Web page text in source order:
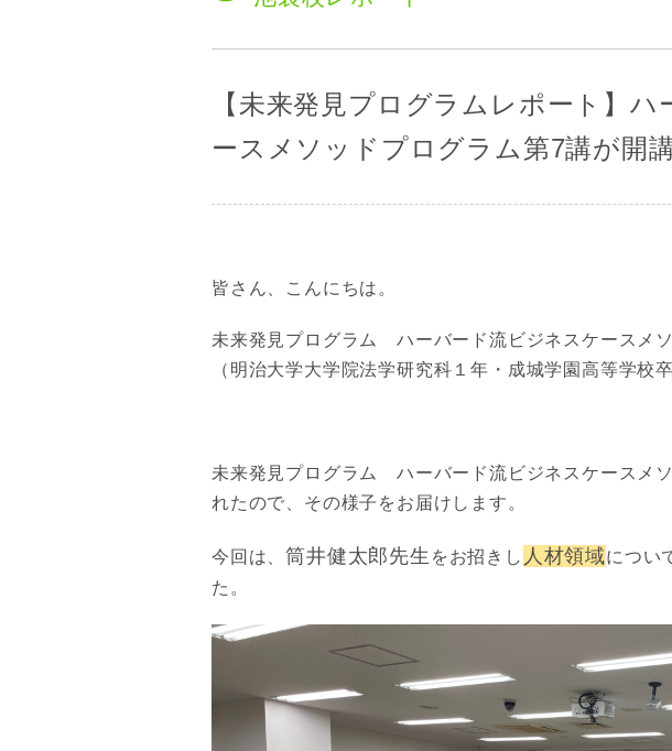
【未来発見プログラムレポート】
ースメソッドプログラム第7講が開
皆さん、こんにちは。
未来発見プログラム ハーバード流ビジネスケースメ
（明治大学大学院法学研究科１年・成城学園高等学校卒
未来発見プログラム ハーバード流ビジネスケースメ
れたので、その様子をお届けします。
今回は、筒井健太郎先生 をお招きし 人材領域につい
た。